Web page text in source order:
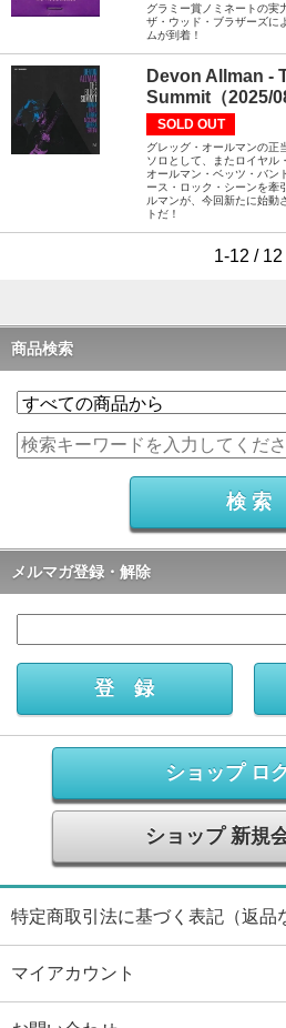
グラミー賞ノミネートの実
ザ・ウッド・ブラザーズに
ムが到着！
Devon Allman -
Summit（2025/
SOLD OUT
グレッグ・オールマンの正
ソロとして、またロイヤル
オールマン・ベッツ・バン
ース・ロック・シーンを牽
ルマンが、今回新たに始動
トだ！
1-12 / 12
商品検索
メルマガ登録・解除
ショップ ロ
ショップ 新規
特定商取引法に基づく表記（返品
マイアカウント